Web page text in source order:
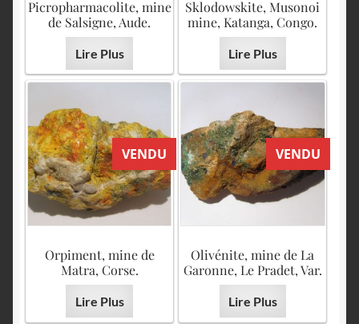
Sklodowskite, Musonoi
mine, Katanga, Congo.
Lire Plus
Picropharmacolite, mine
de Salsigne, Aude.
Lire Plus
VENDU
Orpiment, mine de
Matra, Corse.
Lire Plus
VENDU
Olivénite, mine de La
Garonne, Le Pradet, Var.
Lire Plus